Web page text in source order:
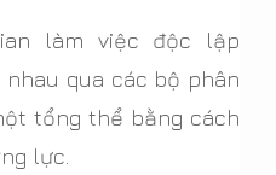
làm việc độc lập
qua các bộ phân
tổng thể bằng cách
lực.